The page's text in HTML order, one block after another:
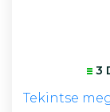
3
Tekintse